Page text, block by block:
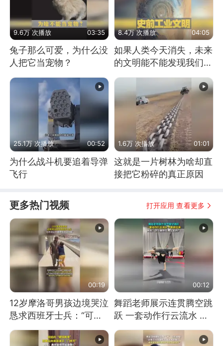
9.6万 次播放 03:35
兔子那么可爱，为什么没
人把它当宠物？
8.4万 次播放 04:05
如果人类今天消失，未来
的文明能不能发现我们存
25.1万 次播放 00:52
为什么战斗机要追着导弹
飞行
1.6万 次播放 01:01
这就是一片树林为啥却直
接把它粉碎的真正原因
更多热门视频 打开应用 查看更多
00:19
12岁摩洛哥男孩边境哭泣
恳求西班牙士兵：“可不
可以不要把我遣返回国”
00:12
舞蹈老师展示连贯腾空跳
跃 一套动作行云流水 节
奏感拉满 网友：怎么做
到又舞又武的？